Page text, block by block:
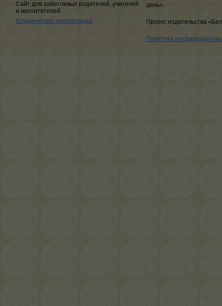
Сайт для заботливых родителей, учителей
и воспитателей.
Юридическая информация
день»
Проект издательства
Политика